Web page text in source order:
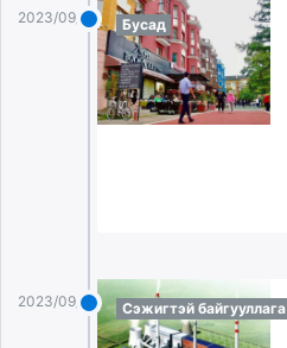
eagle.mn
shudarga.mn
shuurhai.mn
2023/09/14 Бусад
2023/09/14 Сэжигтэй байгууллага